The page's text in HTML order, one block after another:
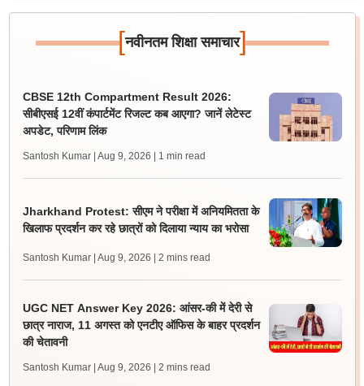
[नवीनतम शिक्षा समाचार]
CBSE 12th Compartment Result 2026:
सीबीएसई 12वीं कंपार्टमेंट रिजल्ट कब आएगा? जानें लेटेस्ट
अपडेट, परिणाम लिंक
Santosh Kumar | Aug 9, 2026 | 1 min read
Jharkhand Protest: सीएम ने परीक्षा में अनियमितता के
खिलाफ प्रदर्शन कर रहे छात्रों को दिलाया न्याय का भरोसा
Santosh Kumar | Aug 9, 2026 | 2 mins read
UGC NET Answer Key 2026: आंसर-की में देरी से
छात्र नाराज, 11 अगस्त को एनटीए ऑफिस के बाहर प्रदर्शन
की चेतावनी
Santosh Kumar | Aug 9, 2026 | 2 mins read